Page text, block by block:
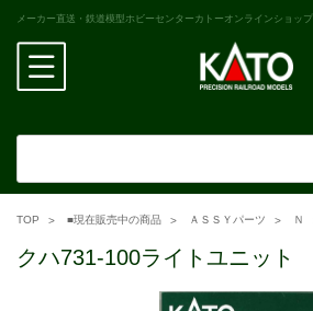
メーカー直送・鉄道模型ホビーセンターカトーオンラインショップ
TOP ■現在販売中の商品 ＡＳＳＹパーツ Ｎ
クハ731-100ライトユニット